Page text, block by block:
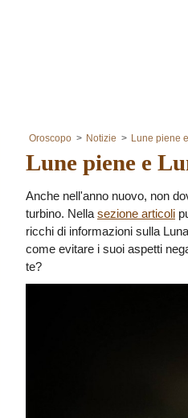
Oroscopo Notizie Lune piene
Lune piene e
Anche nell'anno nuovo, non
turbino. Nella sezione articoli
ricchi di informazioni sulla
come evitare i suoi aspetti
te?